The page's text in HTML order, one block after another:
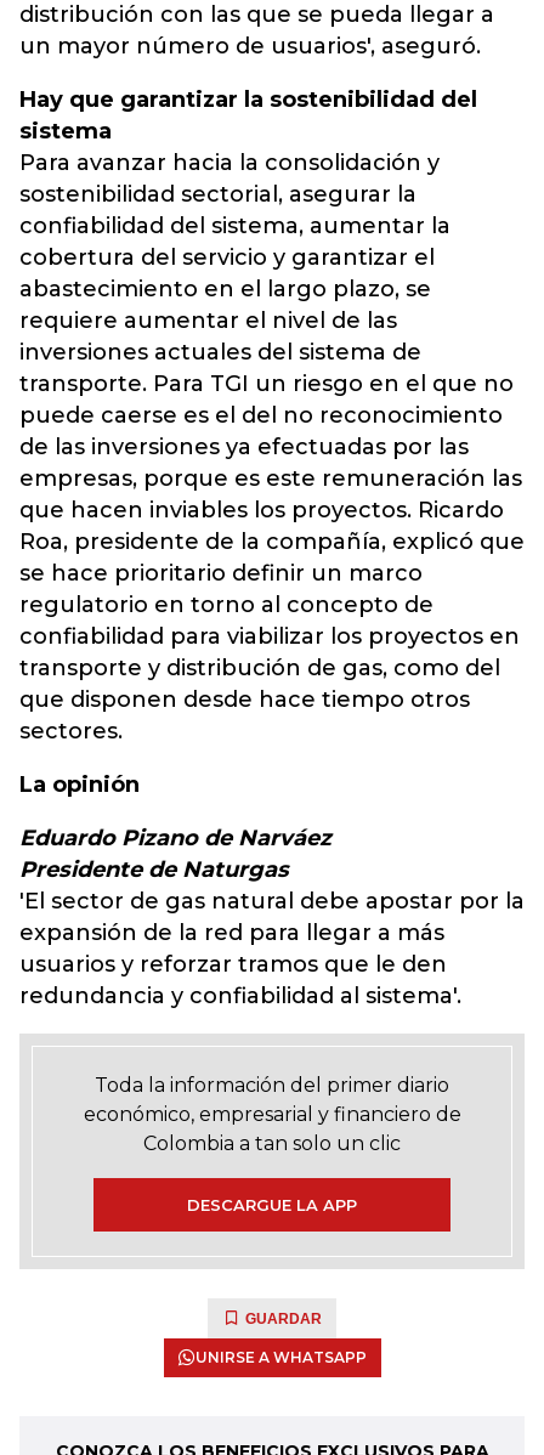
distribución con las que se pueda llegar a
un mayor número de usuarios', aseguró.
Hay que garantizar la sostenibilidad del
sistema
Para avanzar hacia la consolidación y
sostenibilidad sectorial, asegurar la
confiabilidad del sistema, aumentar la
cobertura del servicio y garantizar el
abastecimiento en el largo plazo, se
requiere aumentar el nivel de las
inversiones actuales del sistema de
transporte. Para TGI un riesgo en el que no
puede caerse es el del no reconocimiento
de las inversiones ya efectuadas por las
empresas, porque es este remuneración las
que hacen inviables los proyectos. Ricardo
Roa, presidente de la compañía, explicó que
se hace prioritario definir un marco
regulatorio en torno al concepto de
confiabilidad para viabilizar los proyectos en
transporte y distribución de gas, como del
que disponen desde hace tiempo otros
sectores.
La opinión
Eduardo Pizano de Narváez
Presidente de Naturgas
'El sector de gas natural debe apostar por la
expansión de la red para llegar a más
usuarios y reforzar tramos que le den
redundancia y confiabilidad al sistema'.
Toda la información del primer diario
económico, empresarial y financiero de
Colombia a tan solo un clic
DESCARGUE LA APP
GUARDAR
UNIRSE A WHATSAPP